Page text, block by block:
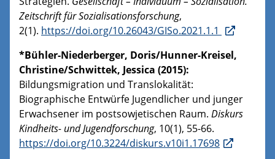
Zeitschrift für Sozialisationsforschung,
2(1). https://doi.org/10.26043/GISo.2021.1.1
*Bühler-Niederberger, Doris/Hunner-Kreisel,
Christine/Schwittek, Jessica (2015):
Bildungsmigration und Translokalität:
Biographische Entwürfe Jugendlicher und junger
Erwachsener im postsowjetischen Raum. Diskurs
Kindheits- und Jugendforschung, 10(1), 55-66.
https://doi.org/10.3224/diskurs.v10i1.17698